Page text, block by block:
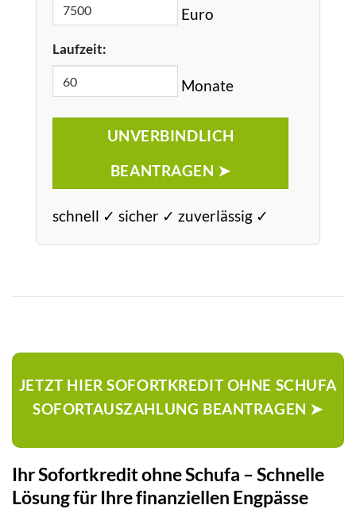
Euro
Laufzeit:
Monate
UNVERBINDLICH
BEANTRAGEN ➤
schnell ✓ sicher ✓ zuverlässig ✓
JETZT HIER SOFORTKREDIT OHNE SCHUFA
SOFORTAUSZAHLUNG BEANTRAGEN ➤
Ihr Sofortkredit ohne Schufa – Schnelle
Lösung für Ihre finanziellen Engpässe